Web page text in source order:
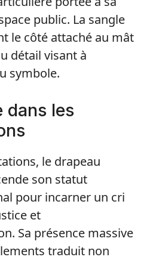
public. La sangle
le côté attaché au mât
détail visant à
symbole.
dans les
le drapeau
son statut
pour incarner un cri
et
Sa présence massive
traduit non